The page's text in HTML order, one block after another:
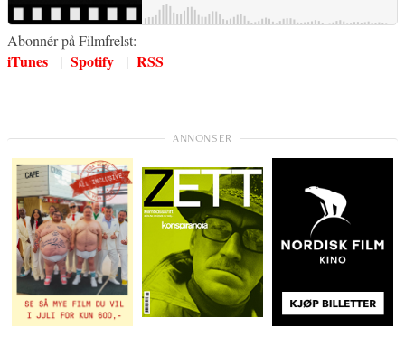
Abonnér på Filmfrelst:
iTunes | Spotify | RSS